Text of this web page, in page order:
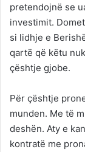
pretendojnë se
investimit.
si lidhje e
qartë që këtu
çështje gjobe.
Për çështje
munden. Me të
deshën. Aty e
kontratë me